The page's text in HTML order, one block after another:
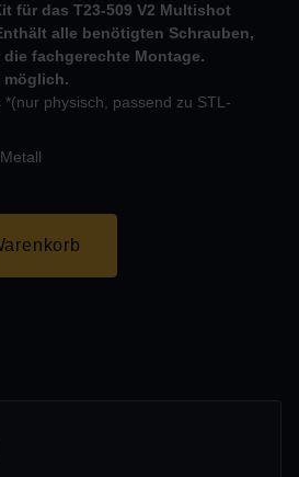
für das T23-509 V2 Multishot
alle benötigten Schrauben,
fachgerechte Montage.
möglich.
*(nur physisch, passend zu STL-